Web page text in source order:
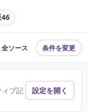
46
全ソース 条件を変更
ィブ記
設定を開く